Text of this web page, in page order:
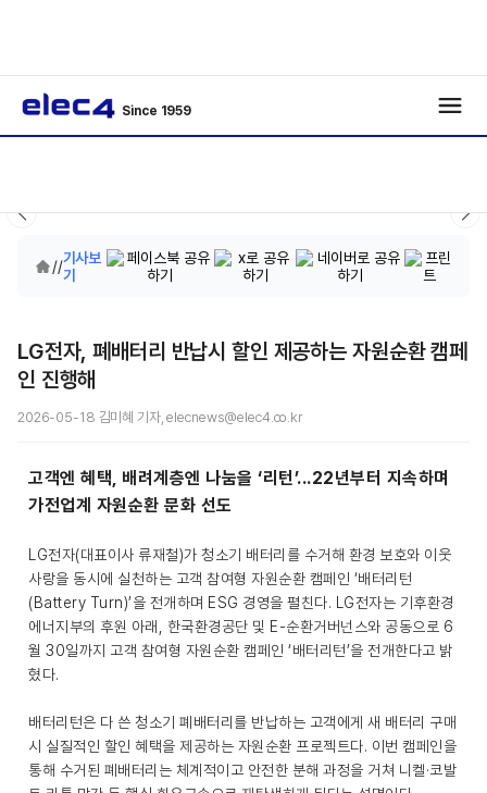
Since 1959
//기사보
기
LG전자, 폐배터리 반납시 할인 제공하는 자원순환 캠페
인 진행해
2026-05-18 김미혜 기자, elecnews@elec4.co.kr
고객엔 혜택, 배려계층엔 나눔을 ‘리턴’...22년부터 지속하며
가전업계 자원순환 문화 선도
LG전자(대표이사 류재철)가 청소기 배터리를 수거해 환경 보호와 이웃
사랑을 동시에 실천하는 고객 참여형 자원순환 캠페인 ‘배터리턴
(Battery Turn)’을 전개하며 ESG 경영을 펼친다. LG전자는 기후환경
에너지부의 후원 아래, 한국환경공단 및 E-순환거버넌스와 공동으로 6
월 30일까지 고객 참여형 자원순환 캠페인 ‘배터리턴’을 전개한다고 밝
혔다.
배터리턴은 다 쓴 청소기 폐배터리를 반납하는 고객에게 새 배터리 구매
시 실질적인 할인 혜택을 제공하는 자원순환 프로젝트다. 이번 캠페인을
통해 수거된 폐배터리는 체계적이고 안전한 분해 과정을 거쳐 니켈·코발